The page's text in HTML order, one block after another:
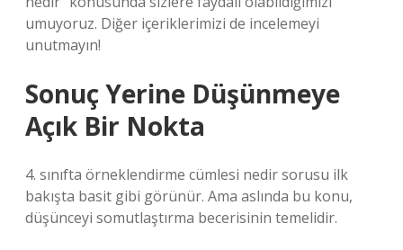
umuyoruz. Diğer içeriklerimizi de incelemeyi
unutmayın!
Sonuç Yerine Düşünmeye
Açık Bir Nokta
4. sınıfta örneklendirme cümlesi nedir sorusu ilk
bakışta basit gibi görünür. Ama aslında bu konu,
düşünceyi somutlaştırma becerisinin temelidir.